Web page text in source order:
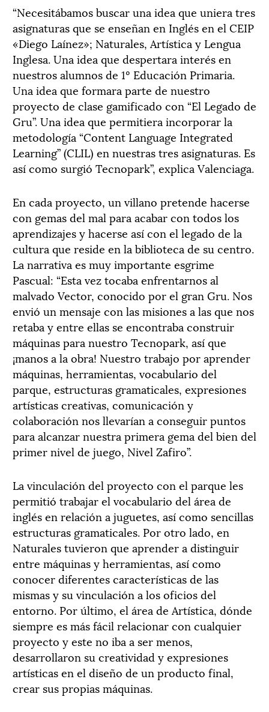
“Necesitábamos buscar una idea que uniera tres
asignaturas que se enseñan en Inglés en el CEIP
«Diego Laínez»; Naturales, Artística y Lengua
Inglesa. Una idea que despertara interés en
nuestros alumnos de 1º Educación Primaria.
Una idea que formara parte de nuestro
proyecto de clase gamificado con “El Legado de
Gru”. Una idea que permitiera incorporar la
metodología “Content Language Integrated
Learning” (CLIL) en nuestras tres asignaturas. Es
así como surgió Tecnopark”, explica Valenciaga.
En cada proyecto, un villano pretende hacerse
con gemas del mal para acabar con todos los
aprendizajes y hacerse así con el legado de la
cultura que reside en la biblioteca de su centro.
La narrativa es muy importante esgrime
Pascual: “Esta vez tocaba enfrentarnos al
malvado Vector, conocido por el gran Gru. Nos
envió un mensaje con las misiones a las que nos
retaba y entre ellas se encontraba construir
máquinas para nuestro Tecnopark, así que
¡manos a la obra! Nuestro trabajo por aprender
máquinas, herramientas, vocabulario del
parque, estructuras gramaticales, expresiones
artísticas creativas, comunicación y
colaboración nos llevarían a conseguir puntos
para alcanzar nuestra primera gema del bien del
primer nivel de juego, Nivel Zafiro”.
La vinculación del proyecto con el parque les
permitió trabajar el vocabulario del área de
inglés en relación a juguetes, así como sencillas
estructuras gramaticales. Por otro lado, en
Naturales tuvieron que aprender a distinguir
entre máquinas y herramientas, así como
conocer diferentes características de las
mismas y su vinculación a los oficios del
entorno. Por último, el área de Artística, dónde
siempre es más fácil relacionar con cualquier
proyecto y este no iba a ser menos,
desarrollaron su creatividad y expresiones
artísticas en el diseño de un producto final,
crear sus propias máquinas.